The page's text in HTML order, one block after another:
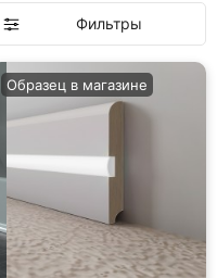
Фильтры
Образец в магазине